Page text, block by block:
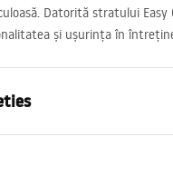
Datorită stratului
și ușurința în